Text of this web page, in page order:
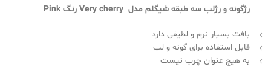
رژگونه و رژلب سه طبقه شیگلم مدل Very cherry رنگ Pink
بافت بسیار نرم و لطیفی دارد
قابل استفاده برای گونه و لب
به هیچ عنوان چرب نیست